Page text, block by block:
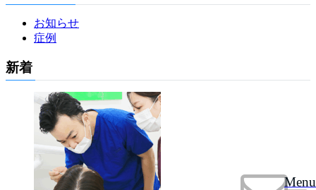
Menu
お知らせ
症例
新着